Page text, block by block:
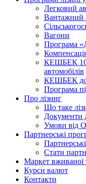
Легковий
Вантажний
Вагони
Програма
КЕШБЕК
автомобілів
КЕШБЕК до
Програма
Про лізинг
Що таке
Документи
Умови від
Партнерські
Стати
Маркет вживаної
Курси валют
Контакти